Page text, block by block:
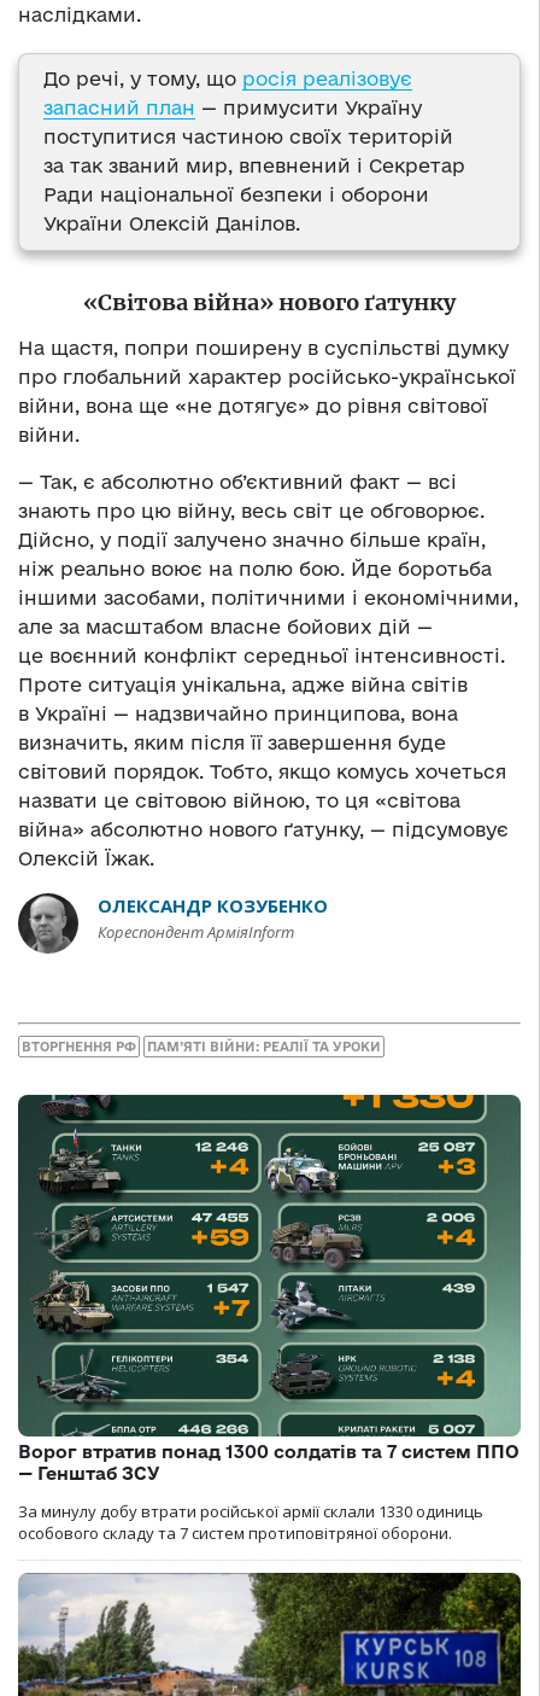
наслідками.
До речі, у тому, що росія реалізовує
запасний план — примусити Україну
поступитися частиною своїх територій
за так званий мир, впевнений і Секретар
Ради національної безпеки і оборони
України Олексій Данілов.
«Світова війна» нового ґатунку
На щастя, попри поширену в суспільстві думку
про глобальний характер російсько-української
війни, вона ще «не дотягує» до рівня світової
війни.
— Так, є абсолютно об’єктивний факт — всі
знають про цю війну, весь світ це обговорює.
Дійсно, у події залучено значно більше країн,
ніж реально воює на полю бою. Йде боротьба
іншими засобами, політичними і економічними,
але за масштабом власне бойових дій —
це воєнний конфлікт середньої інтенсивності.
Проте ситуація унікальна, адже війна світів
в Україні — надзвичайно принципова, вона
визначить, яким після її завершення буде
світовий порядок. Тобто, якщо комусь хочеться
назвати це світовою війною, то ця «світова
війна» абсолютно нового ґатунку, — підсумовує
Олексій Їжак.
ОЛЕКСАНДР КОЗУБЕНКО
Кореспондент АрміяInform
ВТОРГНЕННЯ РФ ПАМ’ЯТІ ВІЙНИ: РЕАЛІЇ ТА УРОКИ
Ворог втратив понад 1300 солдатів та 7 систем ППО
— Генштаб ЗСУ
За минулу добу втрати російської армії склали 1330 одиниць
особового складу та 7 систем протиповітряної оборони.